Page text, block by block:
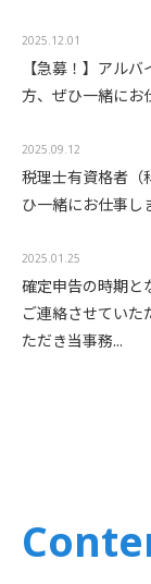
2025.12.01
【急募！】アル
方、ぜひ一緒にお
2025.09.12
税理士有資格者（
ひ一緒にお仕事し
2025.01.25
確定申告の時期と
ご連絡させていた
ただき当事務...